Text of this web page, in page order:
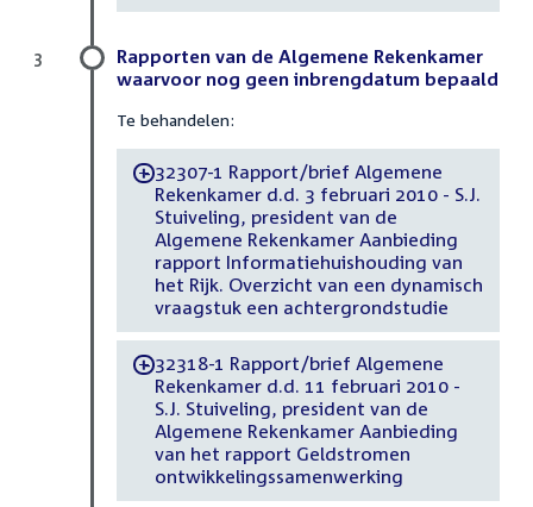
Rapporten van de Algemene Rekenkamer
waarvoor nog geen inbrengdatum bepaald
Te behandelen:
-32307-1 Rapport/brief Algemene
Rekenkamer d.d. 3 februari 2010 - S.J.
Stuiveling, president van de
Algemene Rekenkamer Aanbieding
rapport Informatiehuishouding van
het Rijk. Overzicht van een dynamisch
vraagstuk een achtergrondstudie
-32318-1 Rapport/brief Algemene
Rekenkamer d.d. 11 februari 2010 -
S.J. Stuiveling, president van de
Algemene Rekenkamer Aanbieding
van het rapport Geldstromen
ontwikkelingssamenwerking
3